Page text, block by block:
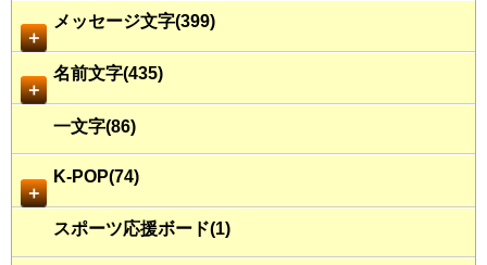
＋
メッセージ文字(399)
＋
名前文字(435)
一文字(86)
＋
K-POP(74)
スポーツ応援ボード(1)